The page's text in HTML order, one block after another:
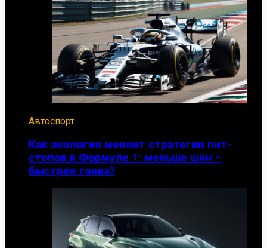
Автоспорт
Как экология меняет стратегии пит-
стопов в Формуле 1: меньше шин –
быстрее гонка?